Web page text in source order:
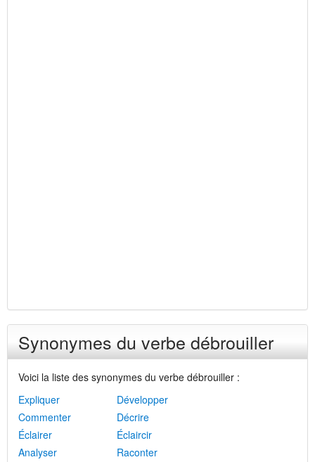
Synonymes du verbe débrouiller
Voici la liste des synonymes du verbe débrouiller :
Expliquer
Développer
Commenter
Décrire
Éclairer
Éclaircir
Analyser
Raconter